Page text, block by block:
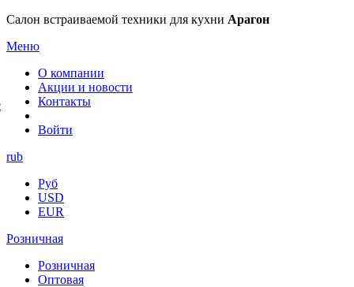
Салон встраиваемой техники для кухни Арагон
Меню
О компании
Акции и новости
Контакты
Войти
rub
Руб
USD
EUR
Розничная
Розничная
Оптовая